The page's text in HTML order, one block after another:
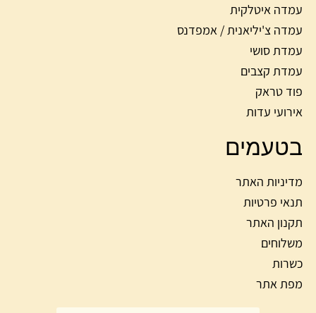
עמדה איטלקית
עמדה צ'יליאנית / אמפדנס
עמדת סושי
עמדת קצבים
פוד טראק
אירועי עדות
בטעמים
מדיניות האתר
תנאי פרטיות
תקנון האתר
משלוחים
כשרות
מפת אתר